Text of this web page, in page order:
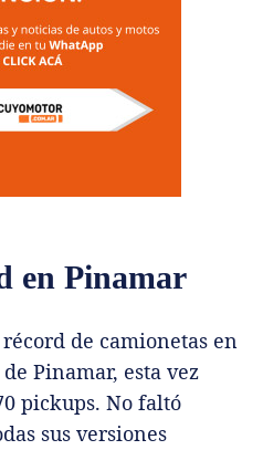
en Pinamar
de camionetas en
Pinamar, esta vez
pickups. No faltó
sus versiones